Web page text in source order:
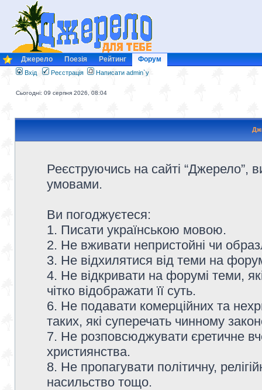
Джерело Поезія Рейтинг Форум
Вхід Реєстрація Написати admin`у
Сьогодні: 09 серпня 2026, 08:04
Реєструючись на сайті “Джерело”,
умовами.
Ви погоджуєтеся:
1. Писати українською мовою.
2. Не вживати непристойні чи
3. Не відхилятися від теми на
4. Не відкривати на форумі теми,
чітко відображати її суть.
6. Не подавати комерційних та
таких, які суперечать чинному
7. Не розповсюджувати єретичне
християнства.
8. Не пропагувати політичну,
насильство тощо.